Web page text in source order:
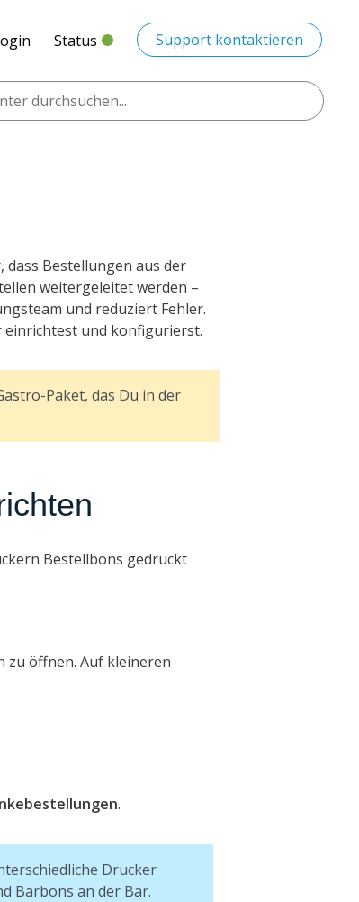
Status Support kontaktieren
Bestellungen aus der
weitergeleitet werden –
und reduziert Fehler.
einrichtest und konfigurierst.
Paket, das Du in der
Bestellbons gedruckt
zu öffnen. Auf kleineren
.
Drucker
Barbons an der Bar.